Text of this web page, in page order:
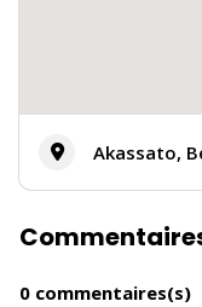
Akassato,
0 commentaires(s)